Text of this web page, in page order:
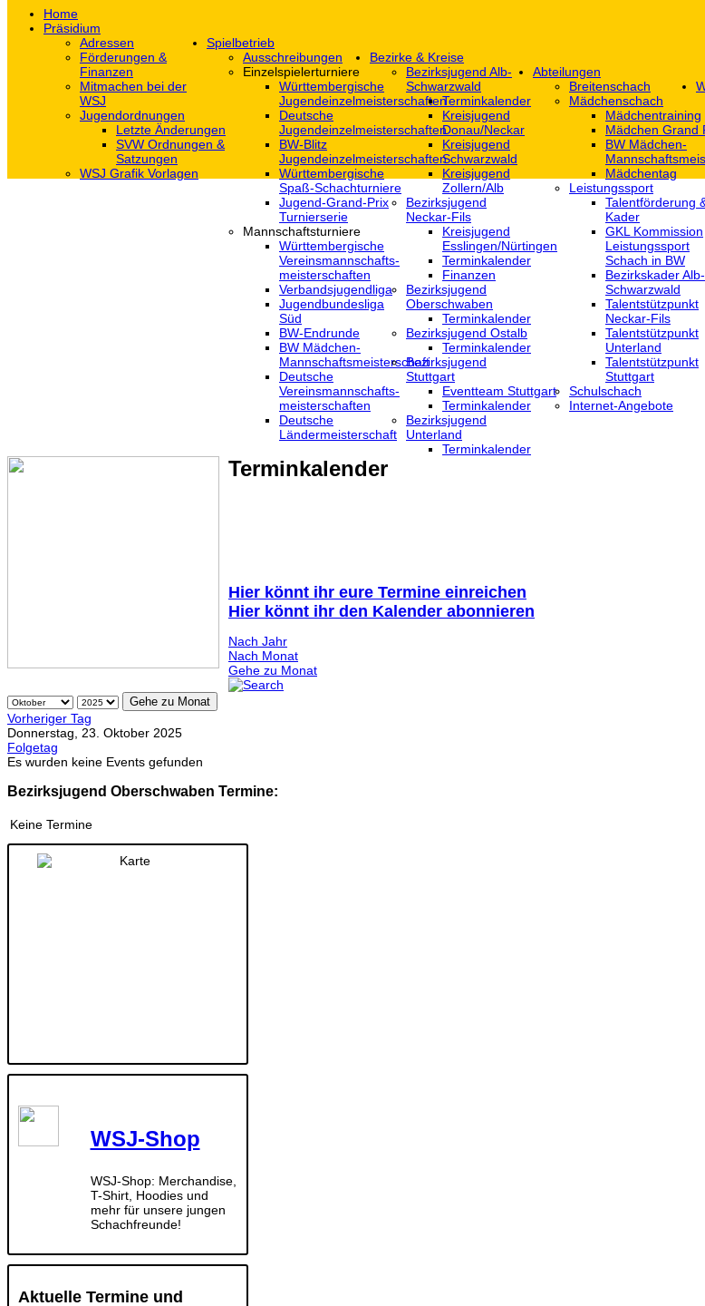
Home
Präsidium
Adressen
Förderungen &
Finanzen
Mitmachen bei der
WSJ
Jugendordnungen
Letzte Änderungen
SVW Ordnungen &
Satzungen
WSJ Grafik Vorlagen
Spielbetrieb
Ausschreibungen
Einzelspielerturniere
Württembergische
Jugendeinzelmeisterschaften
Deutsche
Jugendeinzelmeisterschaften
BW-Blitz
Jugendeinzelmeisterschaften
Württembergische
Spaß-Schachturniere
Jugend-Grand-Prix
Turnierserie
Mannschaftsturniere
Württembergische
Vereinsmannschafts-
meisterschaften
Verbandsjugendliga
Jugendbundesliga
Süd
BW-Endrunde
BW Mädchen-
Mannschaftsmeisterschaft
Deutsche
Vereinsmannschafts-
meisterschaften
Deutsche
Ländermeisterschaft
Bezirke & Kreise
Bezirksjugend Alb-
Schwarzwald
Terminkalender
Kreisjugend
Donau/Neckar
Kreisjugend
Schwarzwald
Kreisjugend
Zollern/Alb
Bezirksjugend
Neckar-Fils
Kreisjugend
‎Esslingen/Nürtingen
Terminkalender
Finanzen
Bezirksjugend
Oberschwaben
Terminkalender
Bezirksjugend Ostalb
Terminkalender
Bezirksjugend
Stuttgart
‎Eventteam Stuttgart
Terminkalender
Bezirksjugend
Unterland
Terminkalender
Abteilungen
Breitenschach
Mädchenschach
Mädchentraining
Mädchen Grand
BW Mädchen-
Mädchentag
Leistungssport
Talentförderung
Kader
GKL Kommission
Leistungssport
Schach in BW
Bezirkskader Alb-
Schwarzwald
Talentstützpunkt
Neckar-Fils
Talentstützpunkt
Unterland
Talentstützpunkt
Stuttgart
Schulschach
Internet-Angebote
Terminkalender
Hier könnt ihr eure Termine einreichen
Hier könnt ihr den Kalender abonnieren
Nach Jahr
Nach Monat
Gehe zu Monat
Gehe zu Monat
Vorheriger Tag
Donnerstag, 23. Oktober 2025
Folgetag
Es wurden keine Events gefunden
Bezirksjugend Oberschwaben Termine:
Keine Termine
WSJ-Shop
WSJ-Shop: Merchandise,
T-Shirt, Hoodies und
mehr für unsere jungen
Schachfreunde!
Aktuelle Termine und